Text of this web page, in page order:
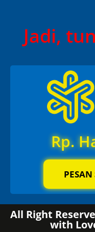
Jadi,
Rp.
PESAN
All Right
with